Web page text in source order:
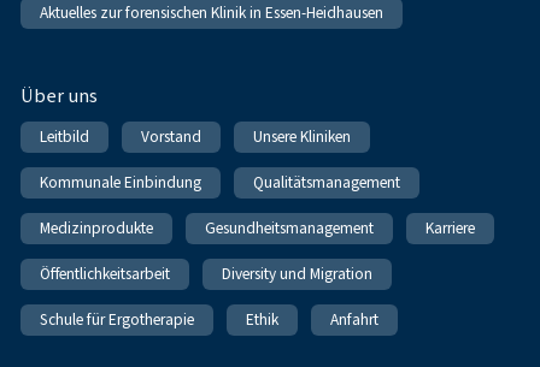
Aktuelles zur forensischen Klinik in Essen-Heidhausen
Über uns
Leitbild Vorstand Unsere Kliniken
Kommunale Einbindung Qualitätsmanagement
Medizinprodukte Gesundheitsmanagement Karriere
Öffentlichkeitsarbeit Diversity und Migration
Schule für Ergotherapie Ethik Anfahrt